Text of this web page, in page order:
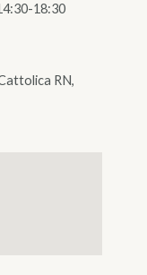
18:30
RN,